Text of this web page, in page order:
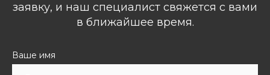
заявку, и наш специалист свяжется с вами
в ближайшее время.
Ваше имя